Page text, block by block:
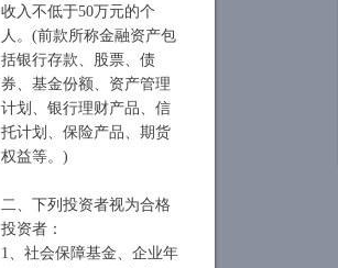
收入不低于50万元的个
人。(前款所称金融资产包
括银行存款、股票、债
券、基金份额、资产管理
计划、银行理财产品、信
托计划、保险产品、期货
权益等。)
二、下列投资者视为合格
投资者：
1、社会保障基金、企业年